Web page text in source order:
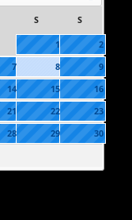
S S
1
2
7 8
9
14 15
16
21 22
23
28 29
30